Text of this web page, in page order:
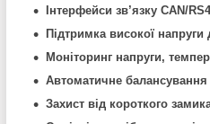
Інтерфейси зв’язку CAN/
Підтримка високої напруги
Моніторинг напруги,
Автоматичне балансування
Захист від короткого